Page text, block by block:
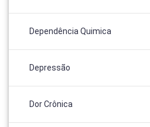
Dependência Quimica
Depressão
Dor Crônica